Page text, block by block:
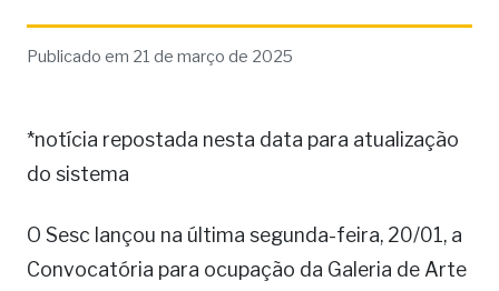
Publicado em 21 de março de 2025
*notícia repostada nesta data para atualização
do sistema
O Sesc lançou na última segunda-feira, 20/01, a
Convocatória para ocupação da Galeria de Arte